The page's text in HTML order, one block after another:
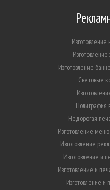
Изготовление
Световые
Полиграфия
Недорогая
Изготовление
Изготовление
Изготовление и
Изготовление и
Изготовление и